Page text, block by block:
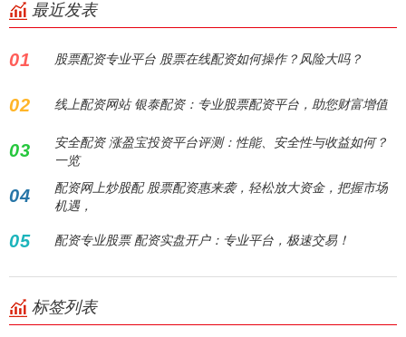
最近发表
01 股票配资专业平台 股票在线配资如何操作？风险大吗？
02 线上配资网站 银泰配资：专业股票配资平台，助您财富增值
03
安全配资 涨盈宝投资平台评测：性能、安全性与收益如何？
一览
04
配资网上炒股配 股票配资惠来袭，轻松放大资金，把握市场
机遇，
05 配资专业股票 配资实盘开户：专业平台，极速交易！
标签列表